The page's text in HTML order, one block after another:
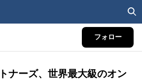
フォロー
ナーズ、世界最大級のオン